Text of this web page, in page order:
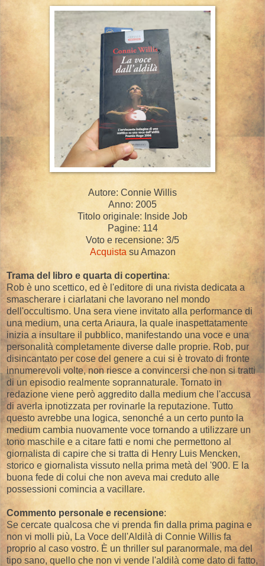
Autore: Connie Willis
Anno: 2005
Titolo originale: Inside Job
Pagine: 114
Voto e recensione: 3/5
Acquista su Amazon
Trama del libro e quarta di copertina:
Rob è uno scettico, ed è l'editore di una rivista dedicata a
smascherare i ciarlatani che lavorano nel mondo
dell'occultismo. Una sera viene invitato alla performance di
una medium, una certa Ariaura, la quale inaspettatamente
inizia a insultare il pubblico, manifestando una voce e una
personalità completamente diverse dalle proprie. Rob, pur
disincantato per cose del genere a cui si è trovato di fronte
innumerevoli volte, non riesce a convincersi che non si tratti
di un episodio realmente soprannaturale. Tornato in
redazione viene però aggredito dalla medium che l'accusa
di averla ipnotizzata per rovinarle la reputazione. Tutto
questo avrebbe una logica, senonché a un certo punto la
medium cambia nuovamente voce tornando a utilizzare un
tono maschile e a citare fatti e nomi che permettono al
giornalista di capire che si tratta di Henry Luis Mencken,
storico e giornalista vissuto nella prima metà del '900. E la
buona fede di colui che non aveva mai creduto alle
possessioni comincia a vacillare.
Commento personale e recensione:
Se cercate qualcosa che vi prenda fin dalla prima pagina e
non vi molli più, La Voce dell'Aldilà di Connie Willis fa
proprio al caso vostro. È un thriller sul paranormale, ma del
tipo sano, quello che non vi vende l'aldilà come dato di fatto,